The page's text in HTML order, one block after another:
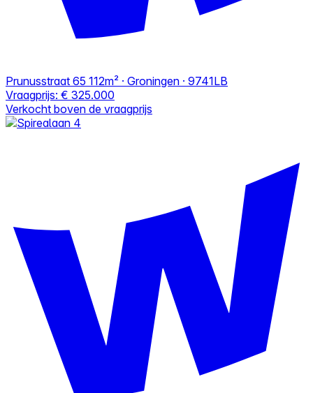
Prunusstraat 65 112m² · Groningen · 9741LB
Vraagprijs: € 325.000
Verkocht boven de vraagprijs